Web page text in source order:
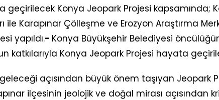
geçirilecek Konya Jeopark Projesi kapsamında;
ile Karapınar Çölleşme ve Erozyon Araştırma
yapıldı.- Konya Büyükşehir Belediyesi
katkılarıyla Konya Jeopark Projesi hayata
açısından büyük önem taşıyan Jeopark
ilçesinin jeolojik ve doğal mirası açısından